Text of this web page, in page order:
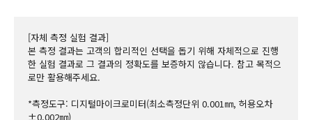
[자체 측정 실험 결과]
본 측정 결과는 고객의 합리적인 선택을 돕기 위해 자체적으로 진행
한 실험 결과로 그 결과의 정확도를 보증하지 않습니다. 참고 목적으
로만 활용해주세요.
*측정도구: 디지털마이크로미터(최소측정단위 0.001㎜, 허용오차
±0.002㎜)